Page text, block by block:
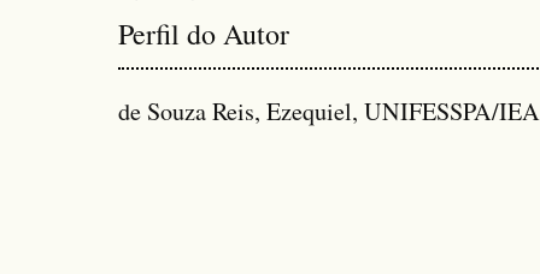
Perfil do Autor
de Souza Reis, Ezequiel, UNIFESSPA/